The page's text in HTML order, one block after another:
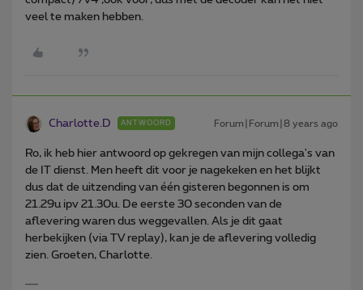
veel te maken hebben.
Charlotte.D ANTWOORD Forum|Forum|8 years ago
Ro, ik heb hier antwoord op gekregen van mijn collega's van
de IT dienst. Men heeft dit voor je nagekeken en het blijkt
dus dat de uitzending van één gisteren begonnen is om
21.29u ipv 21.30u. De eerste 30 seconden van de
aflevering waren dus weggevallen. Als je dit gaat
herbekijken (via TV replay), kan je de aflevering volledig
zien. Groeten, Charlotte.